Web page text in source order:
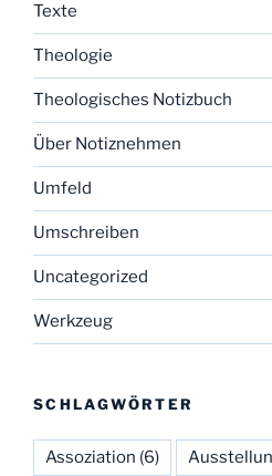
Texte
Theologie
Theologisches Notizbuch
Über Notiznehmen
Umfeld
Umschreiben
Uncategorized
Werkzeug
SCHLAGWÖRTER
Assoziation (6)